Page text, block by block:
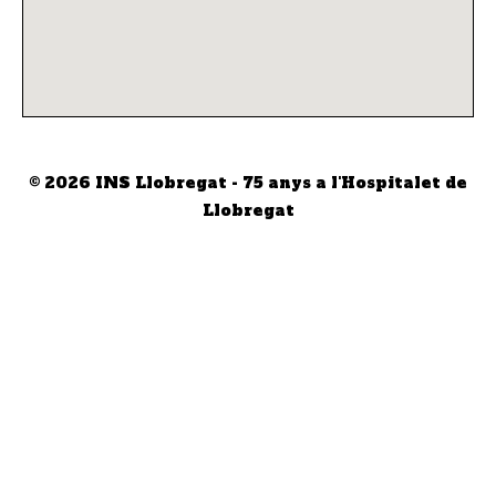
© 2026 INS Llobregat - 75 anys a l'Hospitalet de
Llobregat